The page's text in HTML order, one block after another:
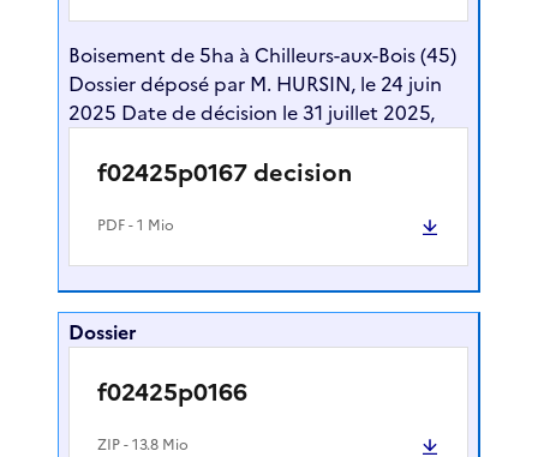
Boisement de 5ha à Chilleurs-aux-Bois (45)
Dossier déposé par M. HURSIN, le 24 juin
2025 Date de décision le 31 juillet 2025,
f02425p0167 decision
PDF- 1 Mio
Dossier
f02425p0166
ZIP- 13.8 Mio